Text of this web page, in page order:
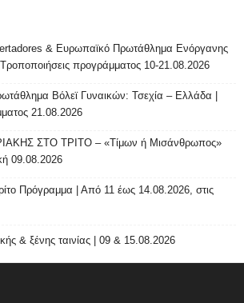
& Ευρωπαϊκό Πρωτάθλημα Ενόργανης
προγράμματος 10-21.08.2026
Βόλεϊ Γυναικών: Τσεχία – Ελλάδα |
21.08.2026
ΣΤΟ ΤΡΙΤΟ – «Τίμων ή Μισάνθρωπος»
09.08.2026
Πρόγραμμα | Από 11 έως 14.08.2026, στις
& ξένης ταινίας | 09 & 15.08.2026